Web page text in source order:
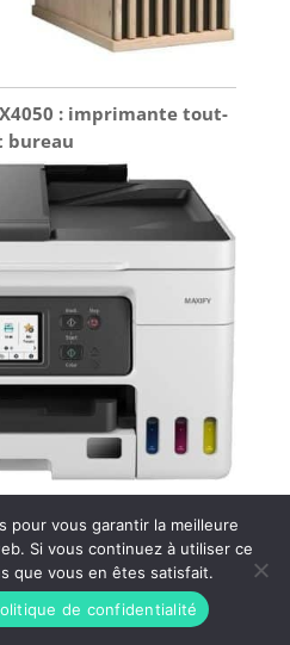
: imprimante tout-
bureau
engtreprise |Mentions
-Plan du site
pour vous garantir la meilleure
Si vous continuez à utiliser ce
que vous en êtes satisfait.
de confidentialité